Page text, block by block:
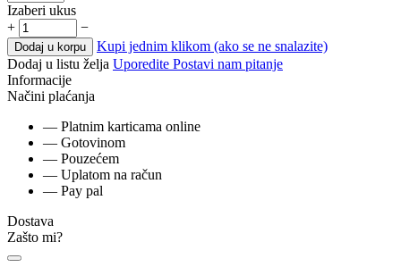
Izaberi ukus
+
−
Dodaj u korpu
Kupi jednim klikom (ako se ne snalazite)
Dodaj u listu želja Uporedite Postavi nam pitanje
Informacije
Načini plaćanja
— Platnim karticama online
— Gotovinom
— Pouzećem
— Uplatom na račun
— Pay pal
Dostava
Zašto mi?